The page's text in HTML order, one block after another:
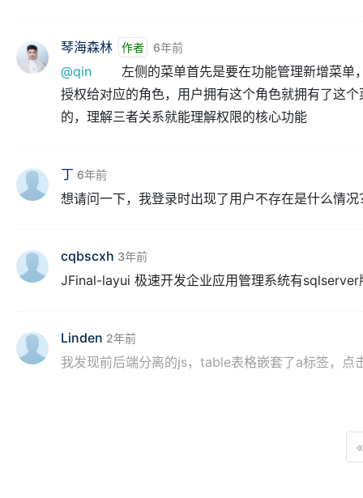
琴海森林 作者 6年前
@qin
左侧的菜单首先是要在功能管理新增菜
授权给对应的角色，用户拥有这个角色就拥有了这
的，理解三者关系就能理解权限的核心功能
丁 6年前
想请问一下，我登录时出现了用户不存在是什么情况
cqbscxh 3年前
JFinal-layui 极速开发企业应用管理系统有sqlserver
Linden 2年前
我发现前后端分离的js，table表格嵌套了a标签，
«